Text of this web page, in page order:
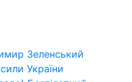
Зеленський
України